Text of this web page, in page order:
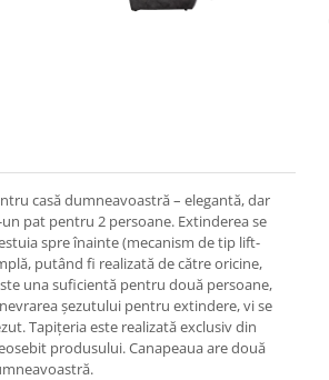
casă dumneavoastră – elegantă, dar
pat pentru 2 persoane. Extinderea se
spre înainte (mecanism de tip lift-
putând fi realizată de către oricine,
una suficientă pentru două persoane,
șezutului pentru extindere, vi se
Tapițeria este realizată exclusiv din
produsului. Canapeaua are două